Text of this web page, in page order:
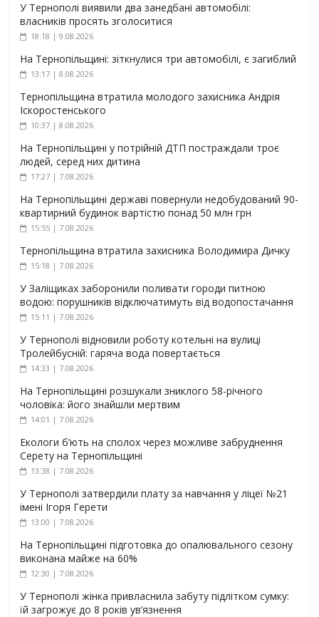
У Тернополі виявили два занедбані автомобілі:
власників просять зголоситися
18:18 | 9.08.2026
На Тернопільщині: зіткнулися три автомобілі, є загиблий
13:17 | 8.08.2026
Тернопільщина втратила молодого захисника Андрія
Іскоростенського
10:37 | 8.08.2026
На Тернопільщині у потрійній ДТП постраждали троє
людей, серед них дитина
17:27 | 7.08.2026
На Тернопільщині державі повернули недобудований 90-
квартирний будинок вартістю понад 50 млн грн
15:55 | 7.08.2026
Тернопільщина втратила захисника Володимира Дичку
15:18 | 7.08.2026
У Заліщиках заборонили поливати городи питною
водою: порушників відключатимуть від водопостачання
15:11 | 7.08.2026
У Тернополі відновили роботу котельні на вулиці
Тролейбусній: гаряча вода повертається
14:33 | 7.08.2026
На Тернопільщині розшукали зниклого 58-річного
чоловіка: його знайшли мертвим
14:01 | 7.08.2026
Екологи б’ють на сполох через можливе забруднення
Серету на Тернопільщині
13:38 | 7.08.2026
У Тернополі затвердили плату за навчання у ліцеї №21
імені Ігоря Герети
13:00 | 7.08.2026
На Тернопільщині підготовка до опалювального сезону
виконана майже на 60%
12:30 | 7.08.2026
У Тернополі жінка привласнила забуту підлітком сумку:
їй загрожує до 8 років ув’язнення